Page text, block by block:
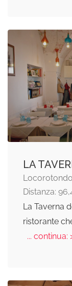
LA
Distanza:
La Taverna
ristorante
... continua: